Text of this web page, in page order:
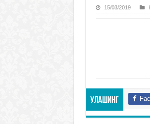
15/03/2019
Улашинг